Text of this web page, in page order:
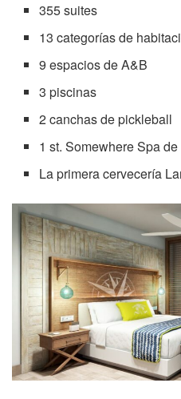
355 suites
13 categorías de
9 espacios de A&B
3 piscinas
2 canchas de pickleball
1 st. Somewhere Spa
La primera cervecería